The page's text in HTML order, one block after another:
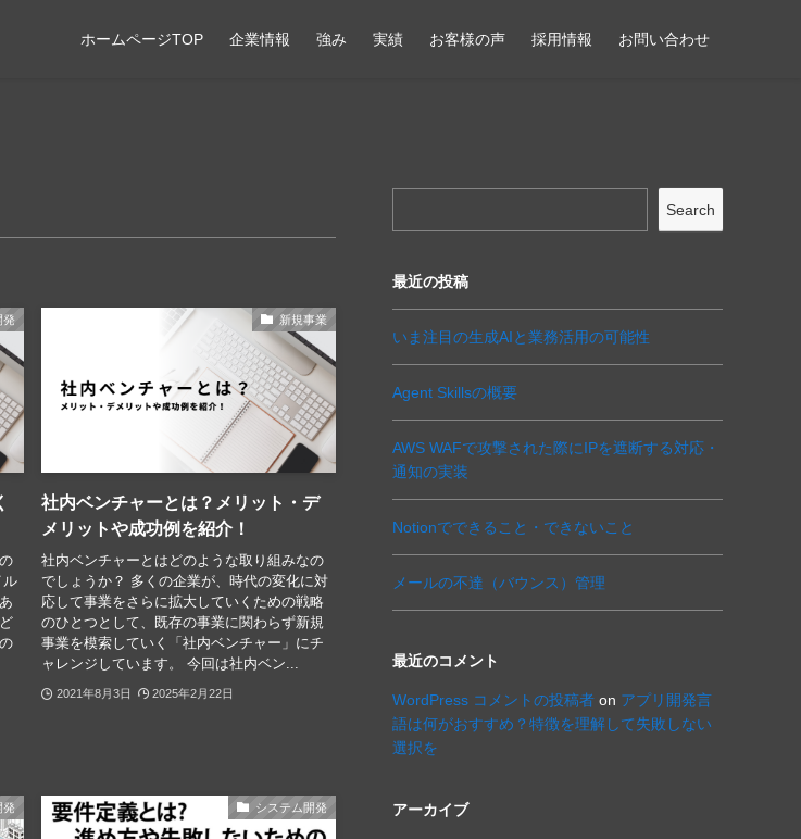
ホームページTOP 企業情報 強み 実績 お客様の声 採用情報 お問い合わせ
発
ル
新規事業
社内ベンチャーとは？メリット・デ
メリットや成功例を紹介！
社内ベンチャーとはどのような取り組みなの
でしょうか？ 多くの企業が、時代の変化に対
応して事業をさらに拡大していくための戦略
のひとつとして、既存の事業に関わらず新規
事業を模索していく「社内ベンチャー」にチ
ャレンジしています。 今回は社内ベン...
2021年8月3日 2025年2月22日
発 システム開発
Search
最近の投稿
いま注目の生成AIと業務活用の可能性
Agent Skillsの概要
AWS WAFで攻撃された際にIPを遮断する対応・
通知の実装
Notionでできること・できないこと
メールの不達（バウンス）管理
最近のコメント
WordPress コメントの投稿者 on アプリ開発言
語は何がおすすめ？特徴を理解して失敗しない
選択を
アーカイブ